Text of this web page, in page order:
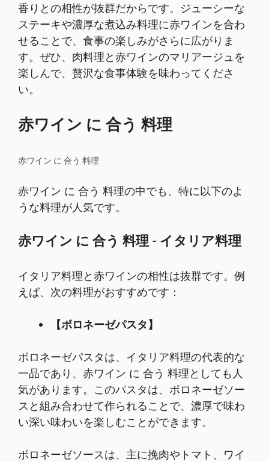
香りとの相性が抜群だからです。ジューシーな
ステーキや濃厚な煮込み料理に赤ワインを合わ
せることで、食事の楽しみがさらに広がりま
す。ぜひ、肉料理と赤ワインのマリアージュを
楽しんで、贅沢な食事体験を味わってくださ
い。
赤ワイン に 合う 料理
赤ワイン に 合う 料理
赤ワイン に 合う 料理の中でも、特に以下のよ
うな料理が人気です。
赤ワイン に 合う 料理 - イタリア料理
イタリア料理と赤ワインの相性は抜群です。例
えば、次の料理がおすすめです：
【ボロネーゼパスタ】
ボロネーゼパスタは、イタリア料理の代表的な
一品であり、赤ワイン に 合う 料理としても人
気があります。このパスタは、ボロネーゼソー
スと組み合わせて作られることで、濃厚で味わ
い深い味わいを楽しむことができます。
ボロネーゼソースは、主に挽肉やトマト、ワイ